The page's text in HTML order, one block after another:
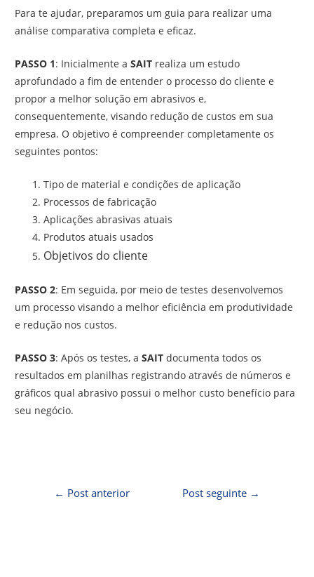
Para te ajudar, preparamos um guia para realizar uma
análise comparativa completa e eficaz.
PASSO 1: Inicialmente aSAIT realiza um estudo
aprofundado a fim de entender o processo do cliente e
propor a melhor solução em abrasivos e,
consequentemente, visando redução de custos em sua
empresa. O objetivo é compreender completamente os
seguintes pontos:
Tipo de material e condições de aplicação
Processos de fabricação
Aplicações abrasivas atuais
Produtos atuais usados
​​Objetivos do cliente
PASSO 2: Em seguida, por meio de testes desenvolvemos
um processo visando a melhor eficiência em produtividade
e redução nos custos.
PASSO 3: Após os testes, aSAIT documenta todos os
resultados em planilhas registrando através de números e
gráficos qual abrasivo possui o melhor custo benefício para
seu negócio.
← Post anterior Post seguinte →